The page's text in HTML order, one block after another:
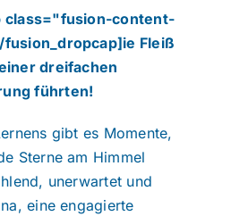
class="fusion-content-
Fleiß
dreifachen
führten!
gibt es Momente,
Sterne am Himmel
unerwartet und
eine engagierte